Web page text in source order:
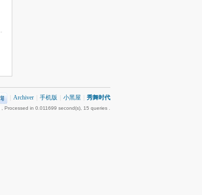
Archiver 手机版 小黑屋 秀舞时代
, Processed in 0.011699 second(s), 15 queries .